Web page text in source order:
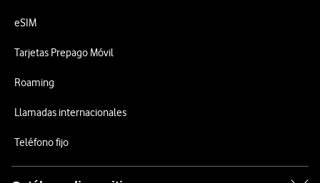
eSIM
Tarjetas Prepago Móvil
Roaming
Llamadas internacionales
Teléfono fijo